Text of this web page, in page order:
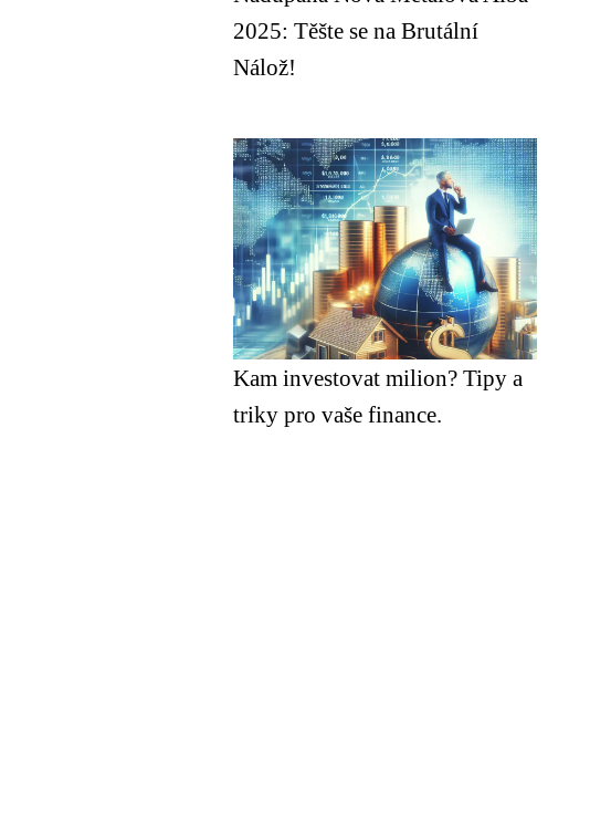
2025: Těšte se na Brutální
Nálož!
Kam investovat milion? Tipy a
triky pro vaše finance.